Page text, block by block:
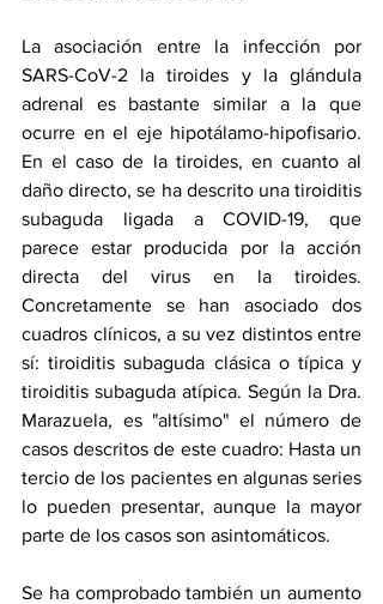
La asociación entre la infección por
SARS-CoV-2 la tiroides y la glándula
adrenal es bastante similar a la que
ocurre en el eje hipotálamo-hipofisario.
En el caso de la tiroides, en cuanto al
daño directo, se ha descrito una tiroiditis
subaguda ligada a COVID-19, que
parece estar producida por la acción
directa del virus en la tiroides.
Concretamente se han asociado dos
cuadros clínicos, a su vez distintos entre
sí: tiroiditis subaguda clásica o típica y
tiroiditis subaguda atípica. Según la Dra.
Marazuela, es "altísimo" el número de
casos descritos de este cuadro: Hasta un
tercio de los pacientes en algunas series
lo pueden presentar, aunque la mayor
parte de los casos son asintomáticos.
Se ha comprobado también un aumento